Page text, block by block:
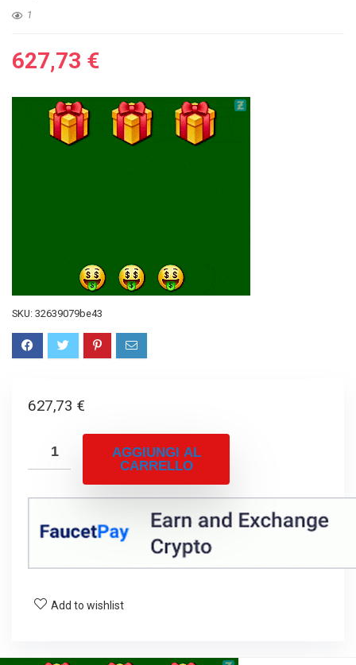
1
627,73 €
SKU: 32639079be43
627,73 €
AGGIUNGI AL
CARRELLO
Add to wishlist